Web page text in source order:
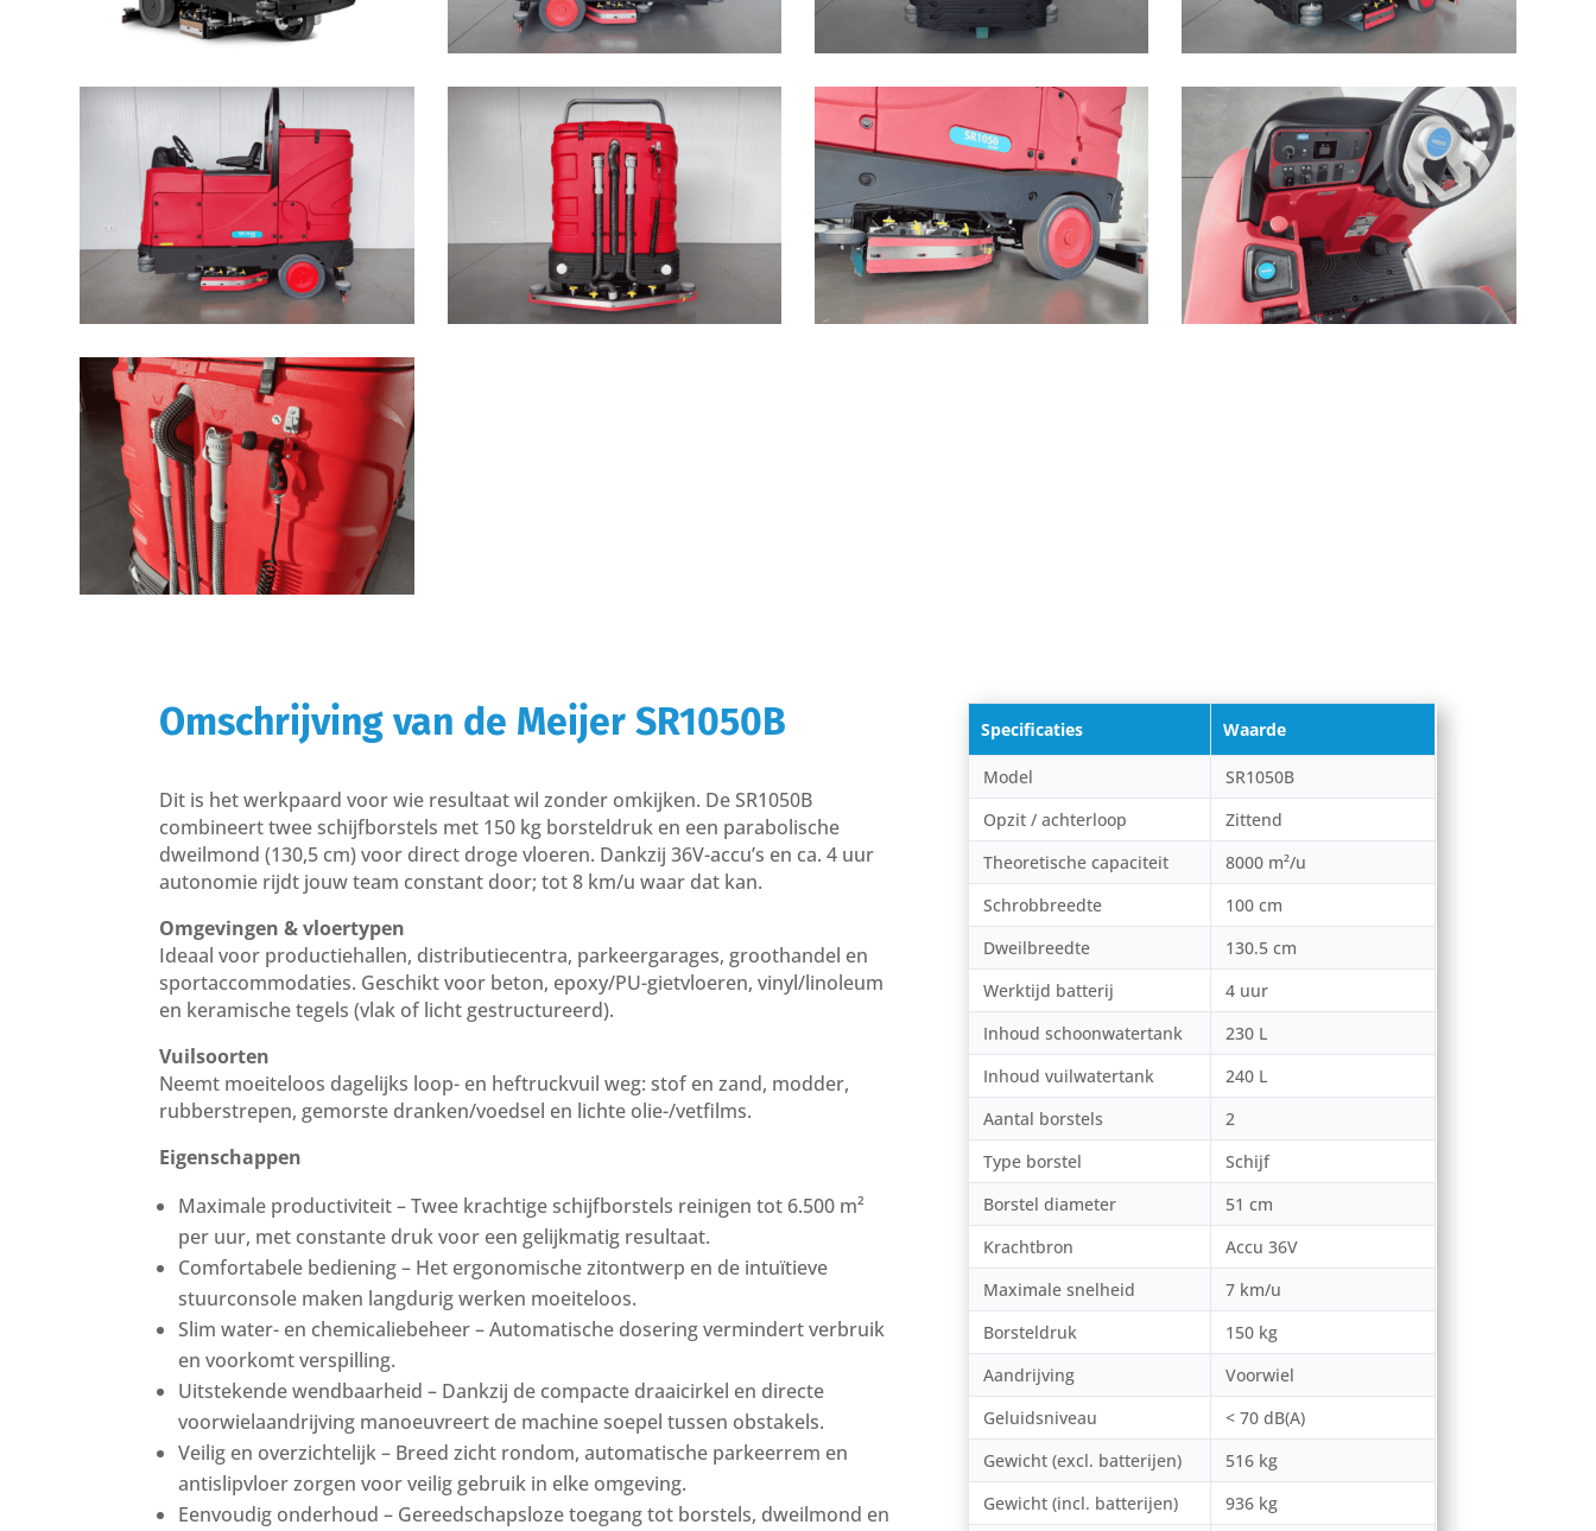
Omschrijving van de Meijer SR1050B
Dit is het werkpaard voor wie resultaat wil zonder omkijken. De SR1050B
combineert twee schijfborstels met 150 kg borsteldruk en een parabolische
dweilmond (130,5 cm) voor direct droge vloeren. Dankzij 36V-accu’s en ca. 4 uur
autonomie rijdt jouw team constant door; tot 8 km/u waar dat kan.
Omgevingen & vloertypen
Ideaal voor productiehallen, distributiecentra, parkeergarages, groothandel en
sportaccommodaties. Geschikt voor beton, epoxy/PU-gietvloeren, vinyl/linoleum
en keramische tegels (vlak of licht gestructureerd).
Vuilsoorten
Neemt moeiteloos dagelijks loop- en heftruckvuil weg: stof en zand, modder,
rubberstrepen, gemorste dranken/voedsel en lichte olie-/vetfilms.
Eigenschappen
Maximale productiviteit – Twee krachtige schijfborstels reinigen tot 6.500 m²
per uur, met constante druk voor een gelijkmatig resultaat.
Comfortabele bediening – Het ergonomische zitontwerp en de intuïtieve
stuurconsole maken langdurig werken moeiteloos.
Slim water- en chemicaliebeheer – Automatische dosering vermindert verbruik
en voorkomt verspilling.
Uitstekende wendbaarheid – Dankzij de compacte draaicirkel en directe
voorwielaandrijving manoeuvreert de machine soepel tussen obstakels.
Veilig en overzichtelijk – Breed zicht rondom, automatische parkeerrem en
antislipvloer zorgen voor veilig gebruik in elke omgeving.
Eenvoudig onderhoud – Gereedschapsloze toegang tot borstels, dweilmond en
Specificaties Waarde
Model
SR1050B
Opzit / achterloop
Zittend
Theoretische capaciteit
8000 m²/u
Schrobbreedte
100 cm
Dweilbreedte
130.5 cm
Werktijd batterij
4 uur
Inhoud schoonwatertank
230 L
Inhoud vuilwatertank
240 L
Aantal borstels
2
Type borstel
Schijf
Borstel diameter
51 cm
Krachtbron
Accu 36V
Maximale snelheid
7 km/u
Borsteldruk
150 kg
Aandrijving
Voorwiel
Geluidsniveau
< 70 dB(A)
Gewicht (excl. batterijen)
516 kg
Gewicht (incl. batterijen)
936 kg